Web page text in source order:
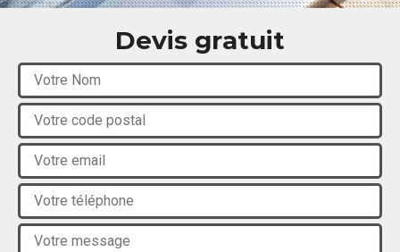
Devis gratuit